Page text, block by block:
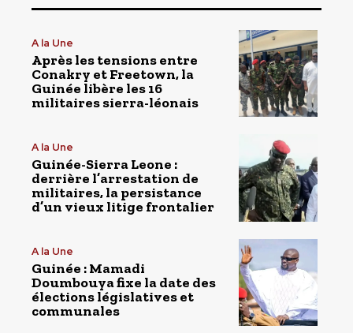
A la Une
Après les tensions entre
Conakry et Freetown, la
Guinée libère les 16
militaires sierra-léonais
A la Une
Guinée-Sierra Leone :
derrière l’arrestation de
militaires, la persistance
d’un vieux litige frontalier
A la Une
Guinée : Mamadi
Doumbouya fixe la date des
élections législatives et
communales